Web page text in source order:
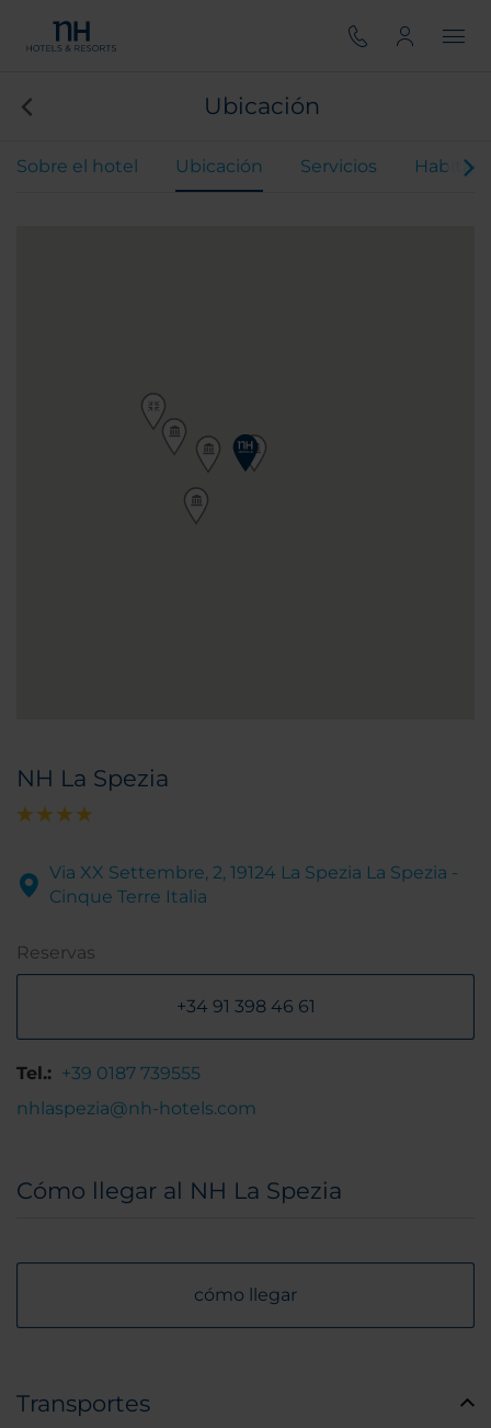
Ubicación
Sobre el hotel Ubicación Servicios
NH La Spezia
Via XX Settembre, 2, 19124 La Spezia La Spezia -
Cinque Terre Italia
Reservas
+34 91 398 46 61
Tel.: +39 0187 739555
nhlaspezia@nh-hotels.com
Cómo llegar al NH La Spezia
cómo llegar
Transportes